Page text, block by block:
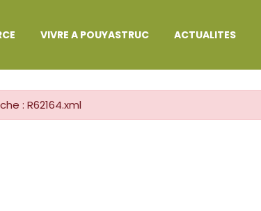
VIVRE A POUYASTRUC ACTUALITES
: R62164.xml